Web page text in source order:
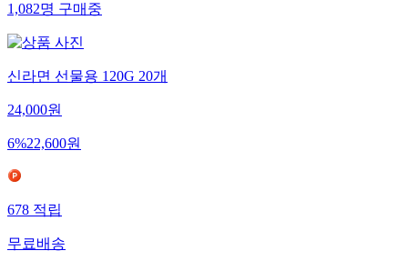
1,082명구매중
신라면 선물용 120G 20개
24,000원
6%22,600원
678적립
무료배송